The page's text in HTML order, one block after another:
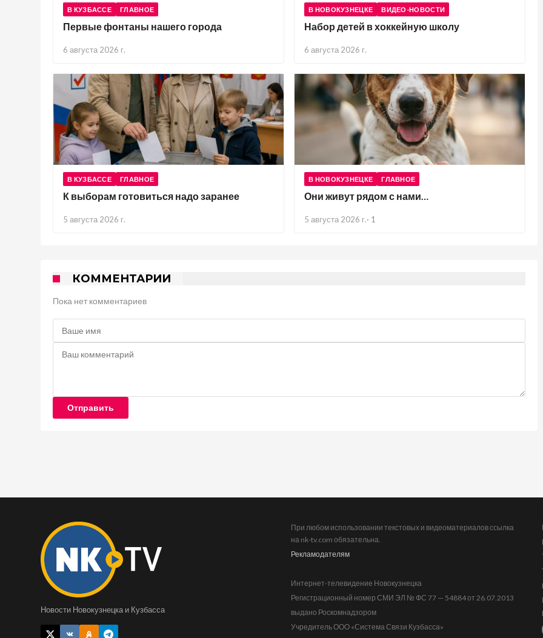
В КУЗБАССЕ ГЛАВНОЕ
Первые фонтаны нашего города
6 августа 2026 г.
В НОВОКУЗНЕЦКЕ ВИДЕО-НОВОСТИ
Набор детей в хоккейную школу
6 августа 2026 г.
В КУЗБАССЕ ГЛАВНОЕ
К выборам готовиться надо заранее
5 августа 2026 г.
В НОВОКУЗНЕЦКЕ ГЛАВНОЕ
Они живут рядом с нами…
5 августа 2026 г.· 1
КОММЕНТАРИИ
Пока нет комментариев
Отправить
Новости Новокузнецка и Кузбасса
При любом использовании текстовых и видеоматериалов ссылка
на nk-tv.com обязательна.
Рекламодателям
Интернет-телевидение Новокузнецка
Регистрационный номер СМИ ЭЛ № ФС 77 — 54884 от 26.07.2013
выдано Роскомнадзором
Учредитель ООО «Система Связи Кузбасса»